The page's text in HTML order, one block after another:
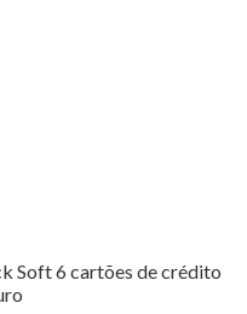
Soft 6 cartões de crédito